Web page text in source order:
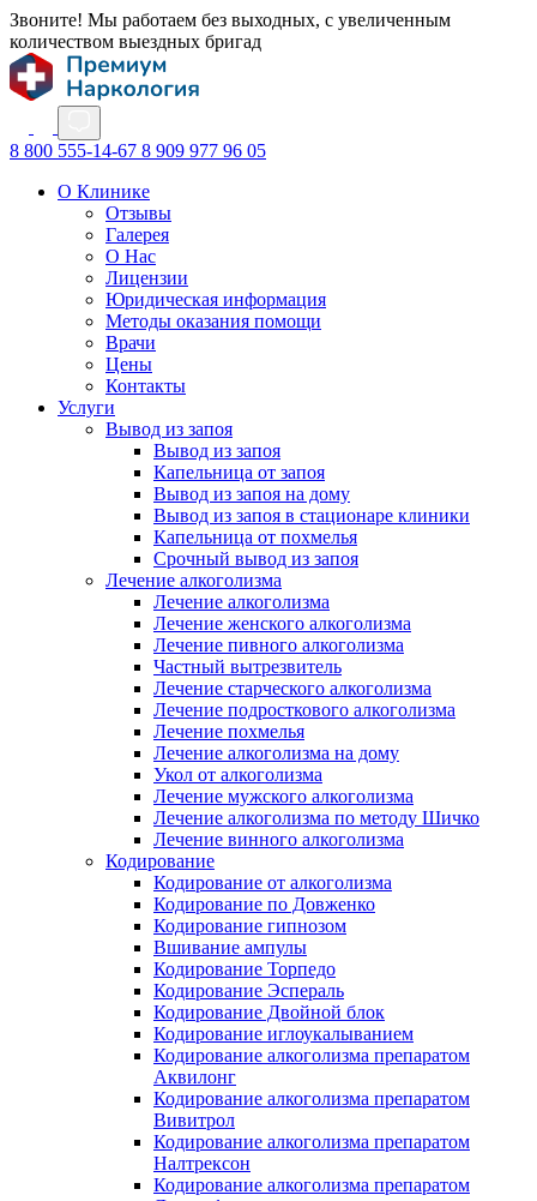
Звоните! Мы работаем без выходных, с увеличенным
количеством выездных бригад
8 800 555-14-67 8 909 977 96 05
О Клинике
Отзывы
Галерея
О Нас
Лицензии
Юридическая информация
Методы оказания помощи
Врачи
Цены
Контакты
Услуги
Вывод из запоя
Вывод из запоя
Капельница от запоя
Вывод из запоя на дому
Вывод из запоя в стационаре клиники
Капельница от похмелья
Срочный вывод из запоя
Лечение алкоголизма
Лечение алкоголизма
Лечение женского алкоголизма
Лечение пивного алкоголизма
Частный вытрезвитель
Лечение старческого алкоголизма
Лечение подросткового алкоголизма
Лечение похмелья
Лечение алкоголизма на дому
Укол от алкоголизма
Лечение мужского алкоголизма
Лечение алкоголизма по методу Шичко
Лечение винного алкоголизма
Кодирование
Кодирование от алкоголизма
Кодирование по Довженко
Кодирование гипнозом
Вшивание ампулы
Кодирование Торпедо
Кодирование Эспераль
Кодирование Двойной блок
Кодирование иглоукалыванием
Кодирование алкоголизма препаратом
Аквилонг
Кодирование алкоголизма препаратом
Вивитрол
Кодирование алкоголизма препаратом
Налтрексон
Кодирование алкоголизма препаратом